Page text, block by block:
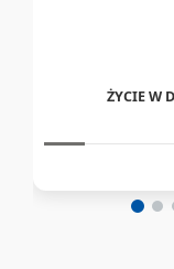
ŻYCIE W